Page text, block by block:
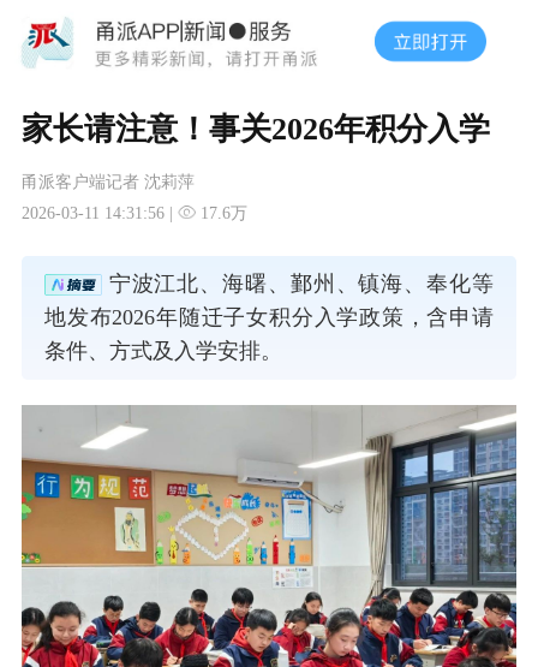
家长请注意！事关2026年积分入学
甬派客户端记者 沈莉萍
2026-03-11 14:31:56 |
17.6万
宁波江北、海曙、鄞州、镇海、奉化等
地发布2026年随迁子女积分入学政策，含申请
条件、方式及入学安排。